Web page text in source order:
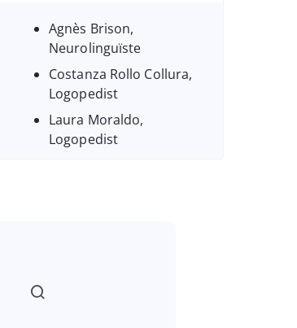
Agnès Brison,
Neurolinguïste
Costanza Rollo Collura,
Logopedist
Laura Moraldo,
Logopedist